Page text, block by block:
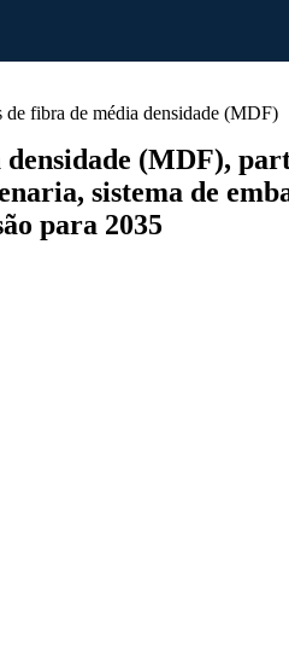
de fibra de média densidade (MDF)
(MDF),
sistema de
para 2035